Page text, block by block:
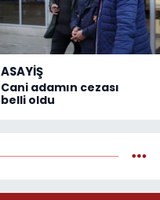
ASAYİŞ
Cani adamın cezası
belli oldu